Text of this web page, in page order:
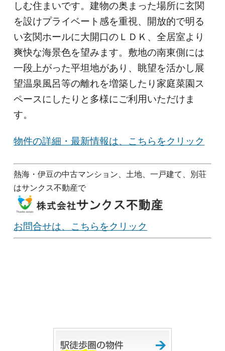
しむ住まいです。建物の奥まった場所に玄関
を設けプライベート感を重視、開放的で明る
い玄関ホールに大開口のＬＤＫ、全居室より
爽快な海景色を望みます。敷地の南東側には
一段上がった平坦地があり、眺望を活かし展
望温泉風呂等の離れを増築したり家庭菜園ス
ペースにしたりと多様にご利用いただけま
す。
物件の詳細・最新情報は、こちらをクリック
熱海・伊豆の中古マンション、土地、一戸建て、別荘
はサンクス不動産で
お問合せは、こちらをクリック